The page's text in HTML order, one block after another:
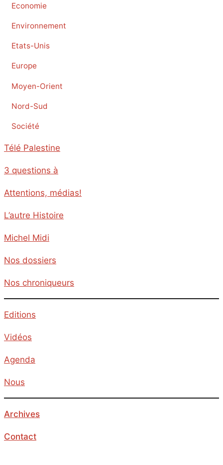
Economie
Environnement
Etats-Unis
Europe
Moyen-Orient
Nord-Sud
Société
Télé Palestine
3 questions à
Attentions, médias!
L’autre Histoire
Michel Midi
Nos dossiers
Nos chroniqueurs
Editions
Vidéos
Agenda
Nous
Archives
Contact